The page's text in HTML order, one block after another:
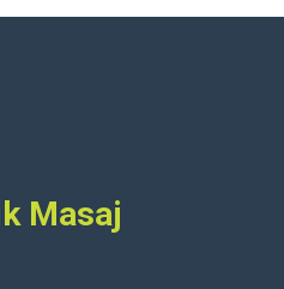
Masaj